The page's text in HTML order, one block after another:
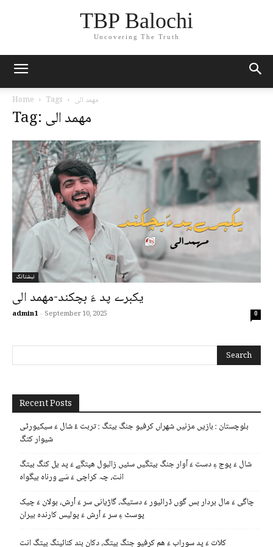
TBP Balochi
Uncovering The Truth
Home Tags مھمد الی
Tag: مھمد الی
نبشتانک
یکبرے پد ءَ بچکند-مھمد الی
admin1 - September 10, 2025 0
Recent Posts
بلوچستان : بازیں مزنیں شھراں کرفیو جنگ بیتگ : تربت ءُ شال ءَ سیکیورٹی
شیوار کتگ
شال ءَ پوج ءِ دست ءَ آوار جنگ بیتگیں سئیں زالبول ھپتگے ءَ پد یل کنگ بیتگ
انت، چہ کراچی ءَ سَے ورناہ بیگواہ
چاگی ءَ مال بردار بس گوں ڈرائیور ءَ دستیگ، گاڑیانی سر ءَ اُرش، بولان ءَ چیک
پوسٹ ءِ سر ءَ اُرش ءَ پولیس کارندہ بیران
کلات ءَ پد سوراب ءَ ھم کرفیو جنگ بیتگ، دکان بند کنائینگ بیتگ انت